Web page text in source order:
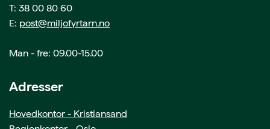
T: 38 00 80 60
E: post@miljofyrtarn.no
Man - fre: 09.00-15.00
Adresser
Hovedkontor - Kristiansand